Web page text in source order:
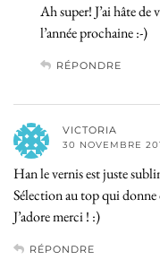
Ah super! J’ai hâte
l’année prochaine :-)
RÉPONDRE
VICTORIA
30 NOVEMBRE
Han le vernis est juste
Sélection au top qui donne
J’adore merci ! :)
RÉPONDRE